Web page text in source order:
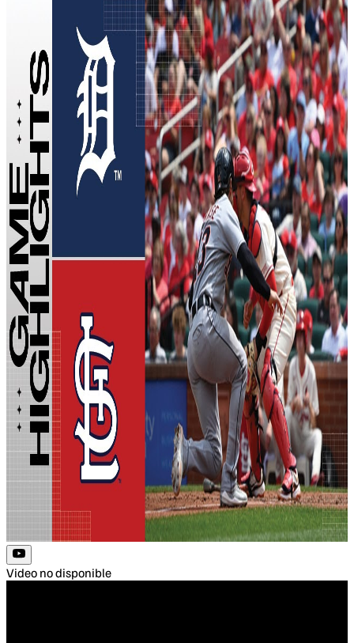
Video no disponible